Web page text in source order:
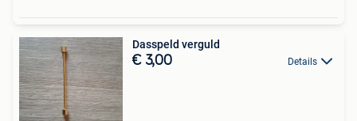
Dasspeld verguld
€ 3,00 Details